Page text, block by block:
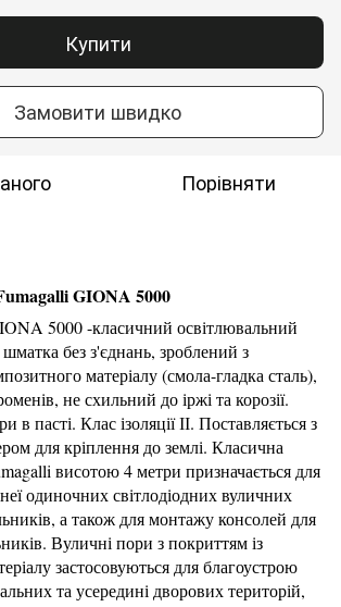
Купити
Замовити швидко
Порівняти
GIONA 5000
5000 -класичний освітлювальний
шматка без з'єднань, зроблений з
матеріалу (смола-гладка сталь),
не схильний до іржі та корозії.
в пасті. Клас ізоляції ІІ. Поставляється з
для кріплення до землі. Класична
висотою 4 метри призначається для
одиночних світлодіодних вуличних
а також для монтажу консолей для
Вуличні пори з покриттям із
застосовуються для благоустрою
та усередині дворових територій,